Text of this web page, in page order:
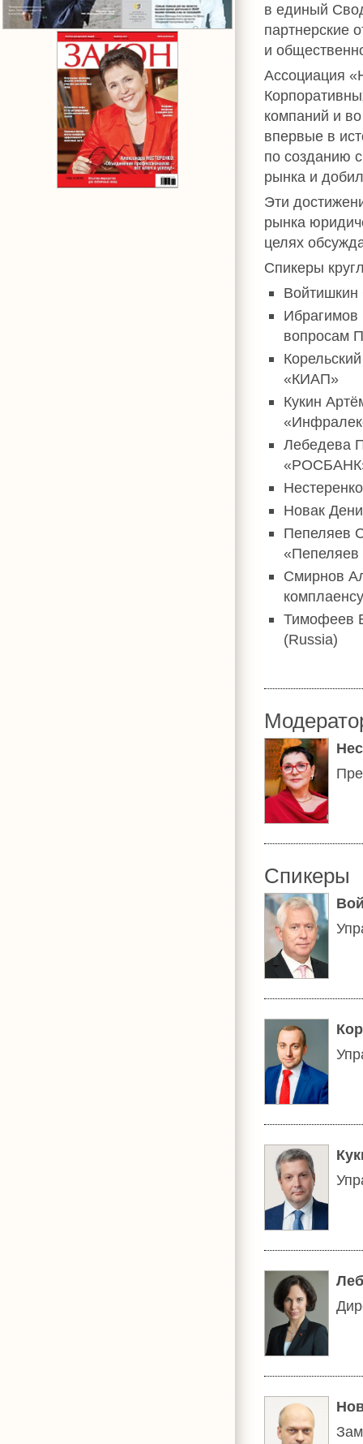
в единый
партнерские
и
Ассоциация
компаний и
впервые в
по созданию
рынка и
Эти
рынка
целях
Спикеры
Войтишкин
Ибрагимов
вопросам
«КИАП»
Кукин
Лебедева
Новак
Пепеляев
«Пепеляев
Смирнов
Тимофеев
(Russia)
Спикеры